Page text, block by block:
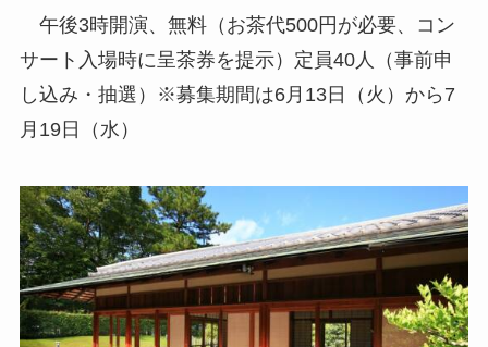
午後3時開演、無料（お茶代500円が必要、コン
サート入場時に呈茶券を提示）定員40人（事前申
し込み・抽選）※募集期間は6月13日（火）から7
月19日（水）